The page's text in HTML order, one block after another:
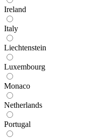
Ireland
Italy
Liechtenstein
Luxembourg
Monaco
Netherlands
Portugal